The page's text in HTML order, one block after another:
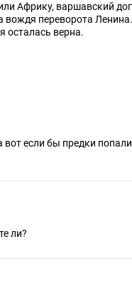
Африку, варшавский
вождя переворота
осталась верна.
если бы предки
ли?